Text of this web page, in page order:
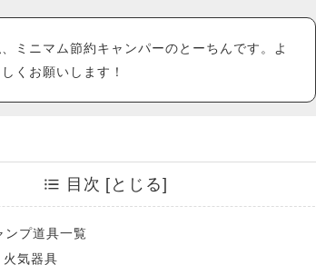
ミニマム節約キャンパーのとーちんです。よ
くお願いします！
目次
ンプ道具一覧
気器具